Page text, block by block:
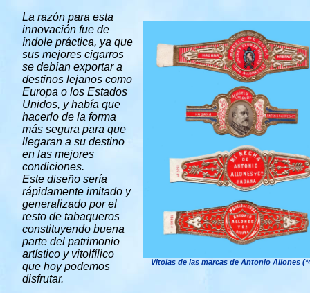
Vitolas de las marcas de Antonio Allones
La razón para esta
innovación fue de
índole práctica, ya que
sus mejores cigarros
se debían exportar a
destinos lejanos como
Europa o los Estados
Unidos, y había que
hacerlo de la forma
más segura para que
llegaran a su destino
en las mejores
condiciones.
Este diseño sería
rápidamente imitado y
generalizado por el
resto de tabaqueros
constituyendo buena
parte del patrimonio
artístico y vitolfílico
que hoy podemos
disfrutar.